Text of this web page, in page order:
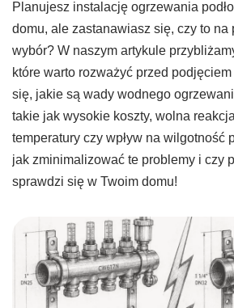
Planujesz instalację ogrzewania
domu, ale zastanawiasz się, czy to na
wybór? W naszym artykule
które warto rozważyć przed
się, jakie są wady wodnego
takie jak wysokie koszty, wolna
temperatury czy wpływ na wilgotność
jak zminimalizować te problemy i czy
sprawdzi się w Twoim domu!